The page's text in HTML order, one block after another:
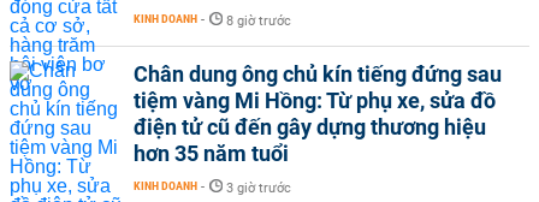
KINH DOANH - 8 giờ trước
Chân dung ông chủ kín tiếng đứng sau
tiệm vàng Mi Hồng: Từ phụ xe, sửa đồ
điện tử cũ đến gây dựng thương hiệu
hơn 35 năm tuổi
KINH DOANH - 3 giờ trước